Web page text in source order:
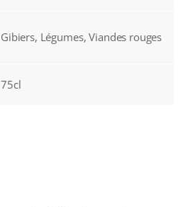
Gibiers, Légumes, Viandes rouges
75cl